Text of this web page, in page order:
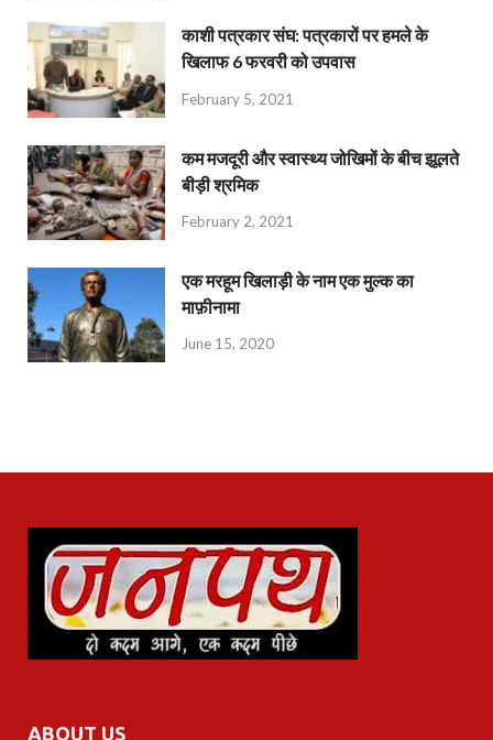
काशी पत्रकार संघ: पत्रकारों पर हमले के
खिलाफ 6 फरवरी को उपवास
February 5, 2021
कम मजदूरी और स्वास्थ्य जोखिमों के बीच झूलते
बीड़ी श्रमिक
February 2, 2021
एक मरहूम खिलाड़ी के नाम एक मुल्क का
माफ़ीनामा
June 15, 2020
ABOUT US